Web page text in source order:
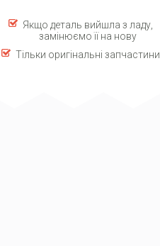
Якщо деталь вийшла з ладу,
замінюємо її на нову
Тільки оригінальні запчастини